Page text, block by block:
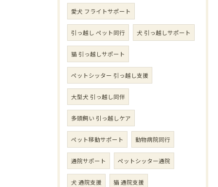
愛犬 フライトサポート
引っ越し ペット同行 犬 引っ越しサポート
猫 引っ越しサポート
ペットシッター 引っ越し支援
大型犬 引っ越し同伴
多頭飼い 引っ越しケア
ペット移動サポート 動物病院同行
通院サポート ペットシッター通院
犬 通院支援 猫 通院支援